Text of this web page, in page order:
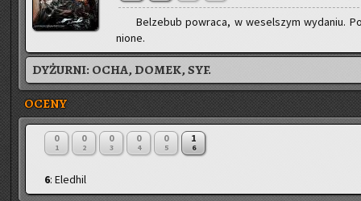
Bel­ze­bub po­wra­ca, w we­sel­szym wy­da­niu.
nio­ne.
DYŻURNI: OCHA, DOMEK, SYF.
OCENY
0
1
0
2
0
3
0
4
0
5
1
6
6: Eledhil